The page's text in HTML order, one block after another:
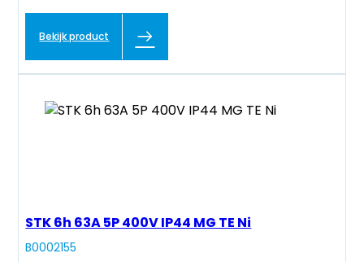
Bekijk product
STK 6h 63A 5P 400V IP44 MG TE Ni
B0002155